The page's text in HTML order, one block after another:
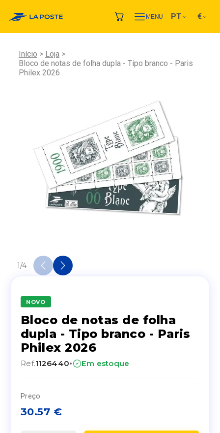
MENU PT €
Início
Loja
Bloco de notas de folha dupla - Tipo branco - Paris
Philex 2026
1/4
NOVO
Bloco de notas de folha
dupla - Tipo branco - Paris
Philex 2026
Ref.1126440· Em estoque
Preço
30.57 €